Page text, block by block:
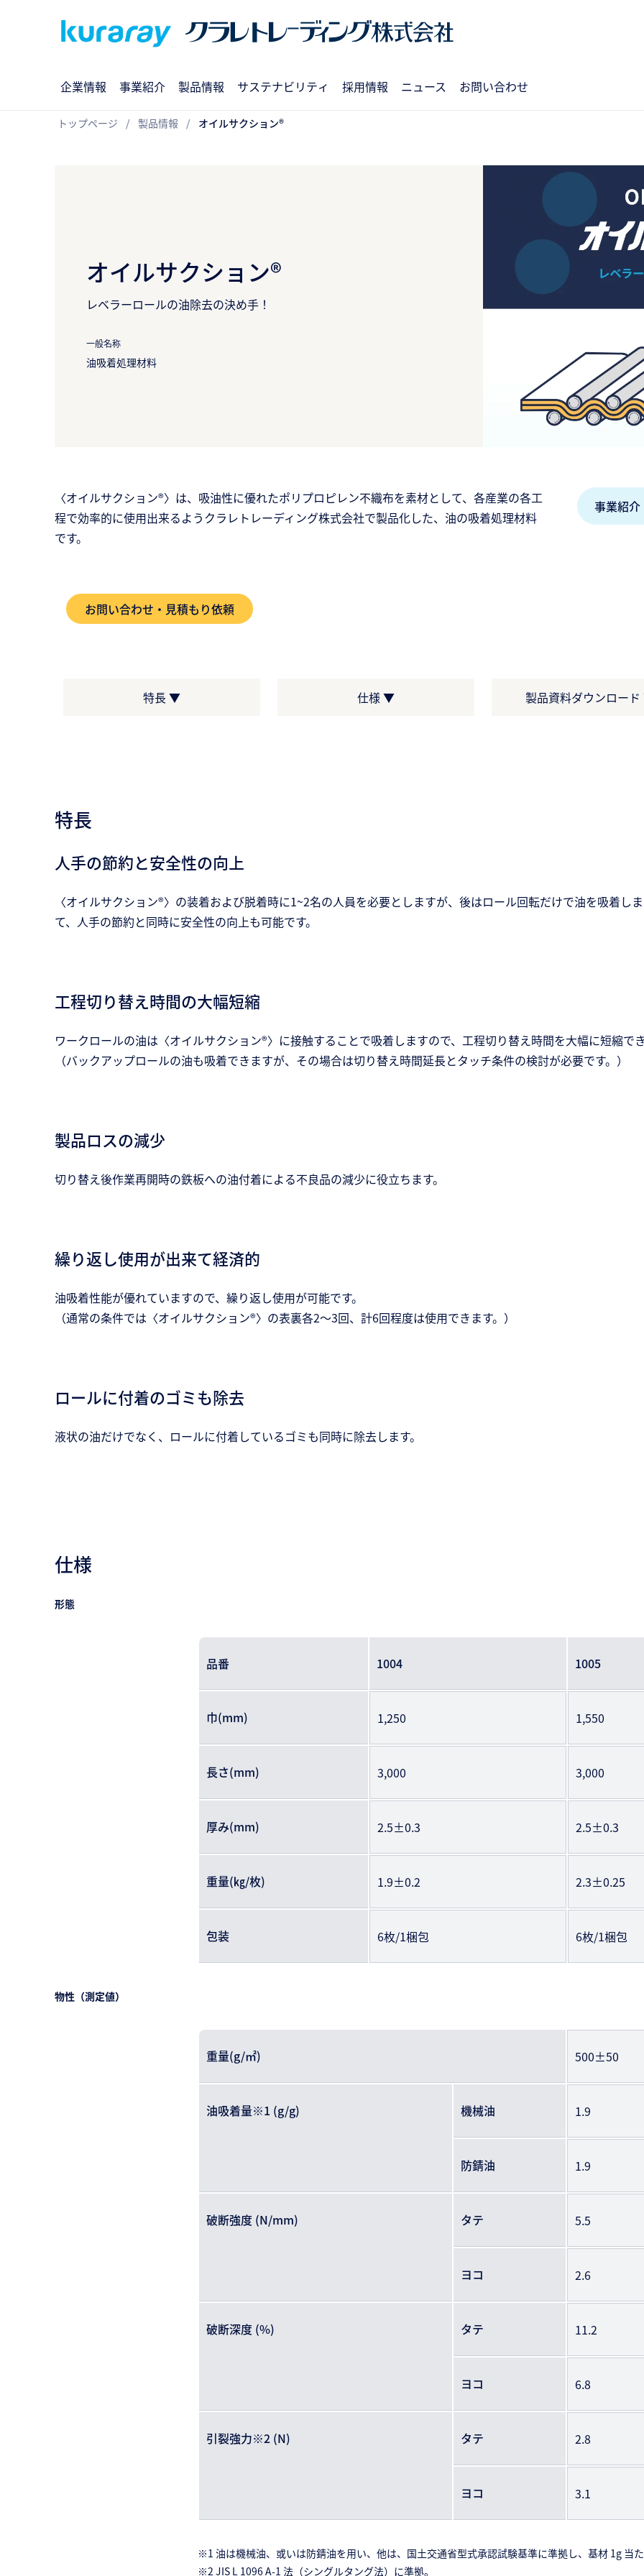
企業情報 事業紹介 製品情報 サステナビリティ 採用情報 ニュース お問い合わせ
トップページ 製品情報 オイルサクション®
オイルサクション®
レベラーロールの油除去の決め手！
一般名称
油吸着処理材料
〈オイルサクション®〉は、吸油性に優れたポリプロピレン不織布を素材として、各産業の各工
程で効率的に使用出来るようクラレトレーディング株式会社で製品化した、油の吸着処理材料
です。
事業紹介
お問い合わせ・見積もり依頼
特長 ▼ 仕様 ▼ 製品資料ダウンロー
特長
人手の節約と安全性の向上
〈オイルサクション®〉の装着および脱着時に1~2名の人員を必要としますが、後はロール回転だけで油を吸着し
て、人手の節約と同時に安全性の向上も可能です。
工程切り替え時間の大幅短縮
ワークロールの油は〈オイルサクション®〉に接触することで吸着しますので、工程切り替え時間を大幅に短縮で
（バックアップロールの油も吸着できますが、その場合は切り替え時間延長とタッチ条件の検討が必要です。）
製品ロスの減少
切り替え後作業再開時の鉄板への油付着による不良品の減少に役立ちます。
繰り返し使用が出来て経済的
油吸着性能が優れていますので、繰り返し使用が可能です。
（通常の条件では〈オイルサクション®〉の表裏各2～3回、計6回程度は使用できます。）
ロールに付着のゴミも除去
液状の油だけでなく、ロールに付着しているゴミも同時に除去します。
仕様
形態
品番 1004 1005
巾(mm) 1,250 1,550
長さ(mm) 3,000 3,000
厚み(mm) 2.5±0.3 2.5±0.3
重量(㎏/枚) 1.9±0.2 2.3±0.25
包装 6枚/1梱包 6枚/1梱包
物性（測定値）
重量(g/㎡) 500±50
油吸着量※1 (g/g) 機械油 1.9
防錆油 1.9
破断強度 (N/mm) タテ 5.5
ヨコ 2.6
破断深度 (%) タテ 11.2
ヨコ 6.8
引裂強力※2 (N) タテ 2.8
ヨコ 3.1
※1 油は機械油、或いは防錆油を用い、他は、国土交通省型式承認試験基準に準拠し、基材 1g 当
※2 JIS L 1096 A-1 法（シングルタング法）に準拠。